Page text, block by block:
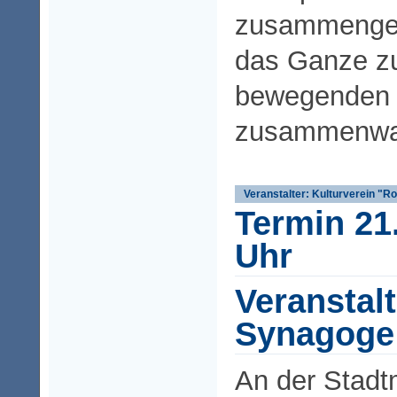
das Ganze
Veranstalter: Kulturverein
Termin
Uhr
Synagoge
An der